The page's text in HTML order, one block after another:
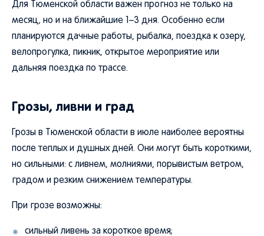
Для Тюменской области важен прогноз не только на
месяц, но и на ближайшие 1–3 дня. Особенно если
планируются дачные работы, рыбалка, поездка к озеру,
велопрогулка, пикник, открытое мероприятие или
дальняя поездка по трассе.
Грозы, ливни и град
Грозы в Тюменской области в июле наиболее вероятны
после теплых и душных дней. Они могут быть короткими,
но сильными: с ливнем, молниями, порывистым ветром,
градом и резким снижением температуры.
При грозе возможны:
сильный ливень за короткое время;